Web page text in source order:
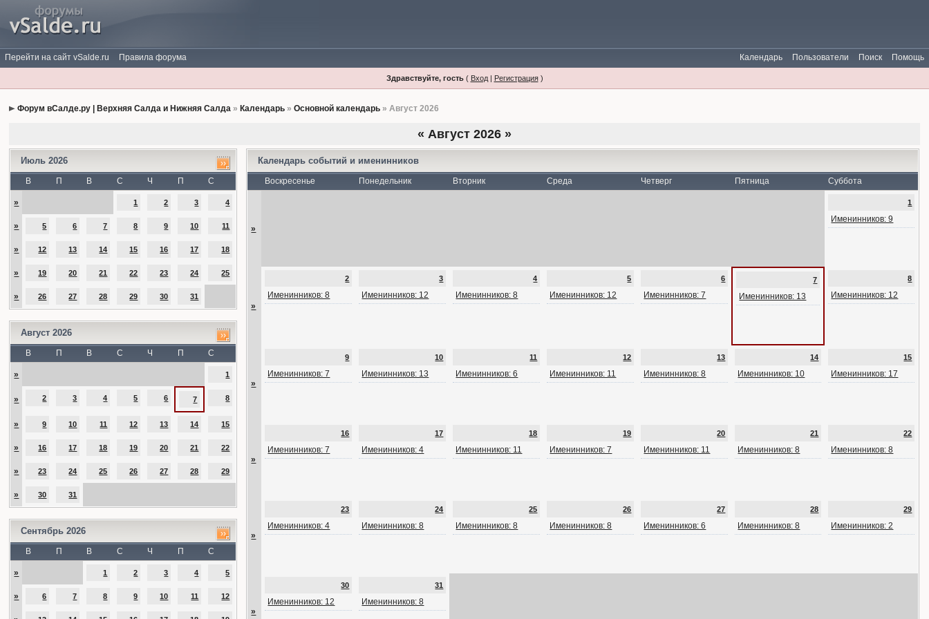
Перейти на сайт vSalde.ru Правила форума Помощь
Поиск
Пользователи
Календарь
Здравствуйте, гость( Вход| Регистрация)
Форум вСалде.ру | Верхняя Салда и Нижняя Салда » Календарь »Основной календарь » Август 2026
« Август 2026 »
Июль 2026
В П В С Ч П С
» 1 2 3 4
» 5 6 7 8 9 10 11
» 12 13 14 15 16 17 18
» 19 20 21 22 23 24 25
» 26 27 28 29 30 31
Август 2026
В П В С Ч П С
» 1
» 2 3 4 5 6 7 8
» 9 10 11 12 13 14 15
» 16 17 18 19 20 21 22
» 23 24 25 26 27 28 29
» 30 31
Сентябрь 2026
В П В С Ч П С
» 1 2 3 4 5
» 6 7 8 9 10 11 12
Календарь событий и именинников
Воскресенье Понедельник Вторник Среда Четверг Пятница Суббота
»
1
Именинников: 9
»
2
Именинников: 8
3
Именинников: 12
4
Именинников: 8
5
Именинников: 12
6
Именинников: 7
7
Именинников: 13
8
Именинников: 12
»
9
Именинников: 7
10
Именинников: 13
11
Именинников: 6
12
Именинников: 11
13
Именинников: 8
14
Именинников: 10
15
Именинников: 17
»
16
Именинников: 7
17
Именинников: 4
18
Именинников: 11
19
Именинников: 7
20
Именинников: 11
21
Именинников: 8
22
Именинников: 8
»
23
Именинников: 4
24
Именинников: 8
25
Именинников: 8
26
Именинников: 8
27
Именинников: 6
28
Именинников: 8
29
Именинников: 2
»
30
Именинников: 12
31
Именинников: 8